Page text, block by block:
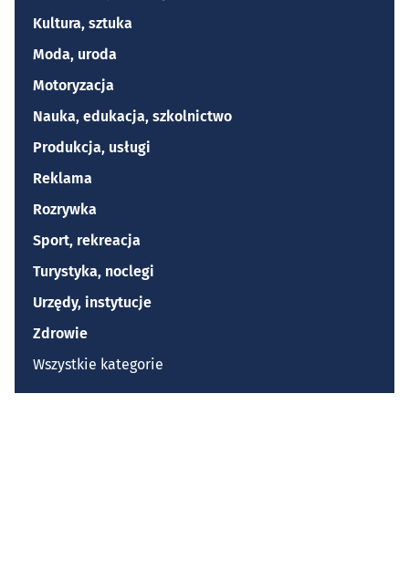
Kultura, sztuka
Moda, uroda
Motoryzacja
Nauka, edukacja, szkolnictwo
Produkcja, usługi
Reklama
Rozrywka
Sport, rekreacja
Turystyka, noclegi
Urzędy, instytucje
Zdrowie
Wszystkie kategorie